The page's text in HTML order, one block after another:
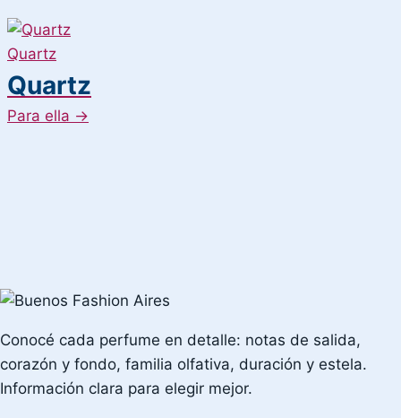
Quartz
Quartz
Para ella →
Conocé cada perfume en detalle: notas de salida,
corazón y fondo, familia olfativa, duración y estela.
Información clara para elegir mejor.